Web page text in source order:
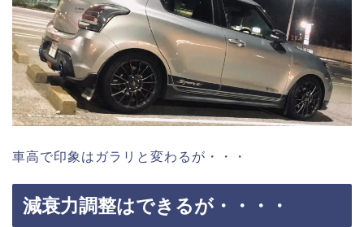
車高で印象はガラリと変わるが・・・
減衰力調整はできるが・・・・